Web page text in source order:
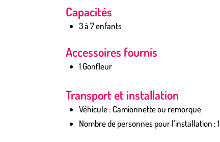
Capacités
3 à 7 enfants
Accessoires fournis
1 Gonfleur
Transport et installation
Véhicule : Camionnette ou remorque
Nombre de personnes pour l’installation : 1